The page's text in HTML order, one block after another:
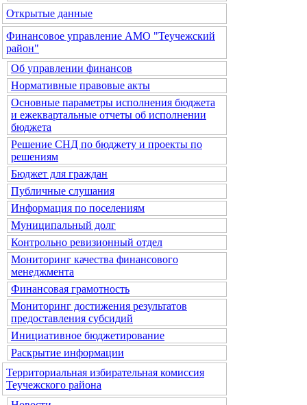
Открытые данные
Финансовое управление АМО "Теучежский
район"
Об управлении финансов
Нормативные правовые акты
Основные параметры исполнения бюджета
и ежеквартальные отчеты об исполнении
бюджета
Решение СНД по бюджету и проекты по
решениям
Бюджет для граждан
Публичные слушания
Информация по поселениям
Муниципальный долг
Контрольно ревизионный отдел
Мониторинг качества финансового
менеджмента
Финансовая грамотность
Мониторинг достижения результатов
предоставления субсидий
Инициативное бюджетирование
Раскрытие информации
Территориальная избирательная комиссия
Теучежского района